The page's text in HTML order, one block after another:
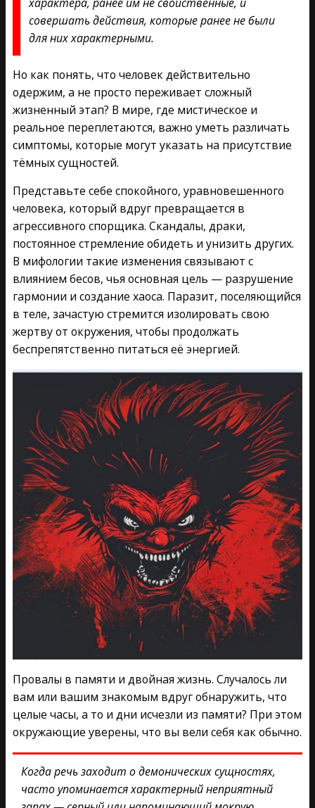
совершать действия, которые ранее не были
для них характерными.
Но как понять, что человек действительно
одержим, а не просто переживает сложный
жизненный этап? В мире, где мистическое и
реальное переплетаются, важно уметь различать
симптомы, которые могут указать на присутствие
тёмных сущностей.
Представьте себе спокойного, уравновешенного
человека, который вдруг превращается в
агрессивного спорщика. Скандалы, драки,
постоянное стремление обидеть и унизить других.
В мифологии такие изменения связывают с
влиянием бесов, чья основная цель — разрушение
гармонии и создание хаоса. Паразит, поселяющийся
в теле, зачастую стремится изолировать свою
жертву от окружения, чтобы продолжать
беспрепятственно питаться её энергией.
Провалы в памяти и двойная жизнь. Случалось ли
вам или вашим знакомым вдруг обнаружить, что
целые часы, а то и дни исчезли из памяти? При этом
окружающие уверены, что вы вели себя как обычно.
Когда речь заходит о демонических сущностях,
часто упоминается характерный неприятный